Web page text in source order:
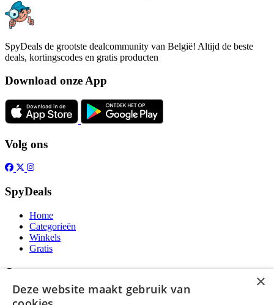
SpyDeals de grootste dealcommunity van België! Altijd de beste
deals, kortingscodes en gratis producten
Download onze App
Volg ons
SpyDeals
Home
Categorieën
Winkels
Gratis
Over
Over ons
×
Deze website maakt gebruik van